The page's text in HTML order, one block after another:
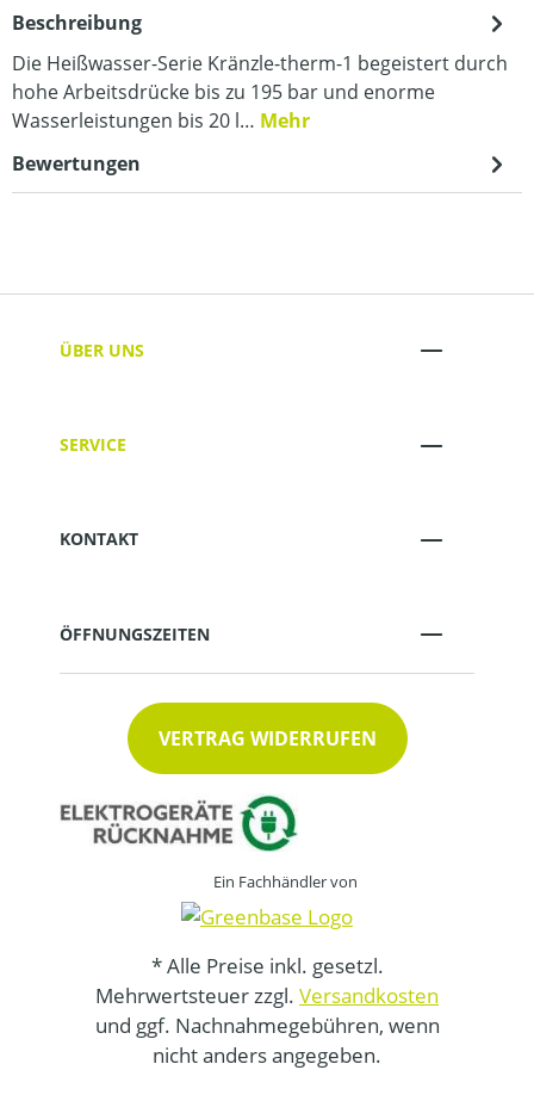
Beschreibung
Die Heißwasser-Serie Kränzle-therm-1 begeistert durch
hohe Arbeitsdrücke bis zu 195 bar und enorme
Wasserleistungen bis 20 l… Mehr
Bewertungen
ÜBER UNS
SERVICE
KONTAKT
ÖFFNUNGSZEITEN
VERTRAG WIDERRUFEN
Ein Fachhändler von
* Alle Preise inkl. gesetzl.
Mehrwertsteuer zzgl. Versandkosten
und ggf. Nachnahmegebühren, wenn
nicht anders angegeben.